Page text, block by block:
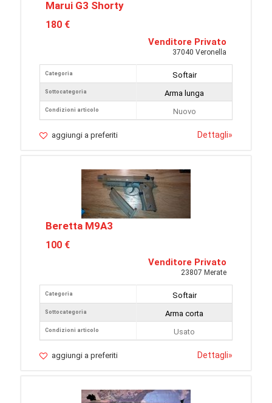
Marui G3 Shorty
180 €
Venditore Privato
37040 Veronella
Categoria
Sottocategoria
Condizioni articolo
Softair
Arma lunga
Nuovo
aggiungi a preferiti Dettagli»
Beretta M9A3
100 €
Venditore Privato
23807 Merate
Categoria
Sottocategoria
Condizioni articolo
Softair
Arma corta
Usato
aggiungi a preferiti Dettagli»